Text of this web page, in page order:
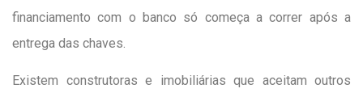
financiamento com o banco só começa a correr após a
entrega das chaves.
Existem construtoras e imobiliárias que aceitam outros